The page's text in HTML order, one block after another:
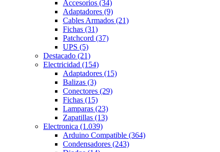
Accesorios (34)
Adaptadores (9)
Cables Armados (21)
Fichas (31)
Patchcord (37)
UPS (5)
Destacado (21)
Electricidad (154)
Adaptadores (15)
Balizas (3)
Conectores (29)
Fichas (15)
Lamparas (23)
Zapatillas (13)
Electronica (1.039)
Arduino Compatible (364)
Condensadores (243)